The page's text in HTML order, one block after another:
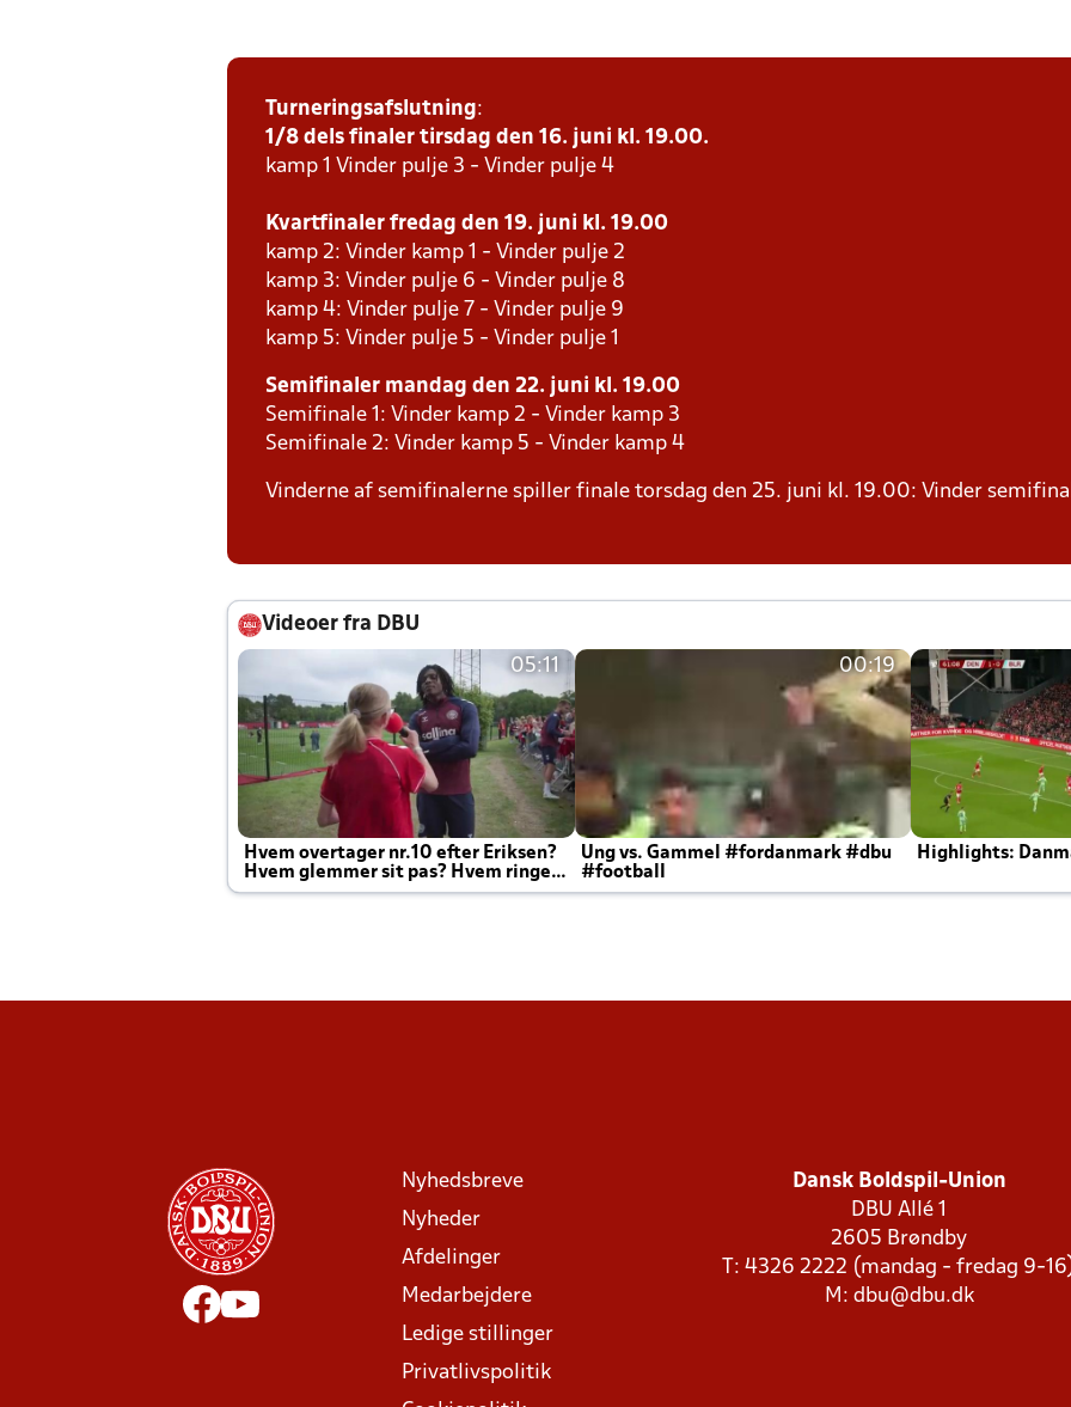
Turneringsafslutning:
1/8 dels finaler tirsdag den 16. juni kl. 19.00.
kamp 1 Vinder pulje 3 - Vinder pulje 4
Kvartfinaler fredag den 19. juni kl. 19.00
kamp 2: Vinder kamp 1 - Vinder pulje 2
kamp 3: Vinder pulje 6 - Vinder pulje 8
kamp 4: Vinder pulje 7 - Vinder pulje 9
kamp 5: Vinder pulje 5 - Vinder pulje 1
Semifinaler mandag den 22. juni kl. 19.00
Semifinale 1: Vinder kamp 2 - Vinder kamp 3
Semifinale 2: Vinder kamp 5 - Vinder kamp 4
Vinderne af semifinalerne spiller finale torsdag den 25. juni kl. 19.00: Vinder
Videoer fra DBU
05:11
Hvem overtager nr.10 efter Eriksen?
Hvem glemmer sit pas? Hvem ringer
Joachim altid til efter kampe?
00:19
Ung vs. Gammel #fordanmark #dbu
#football
Highlights:
Nyhedsbreve
Nyheder
Afdelinger
Medarbejdere
Ledige stillinger
Privatlivspolitik
Dansk Boldspil-Union
DBU Allé 1
2605 Brøndby
T: 4326 2222 (mandag - fredag 9-
M: dbu@dbu.dk